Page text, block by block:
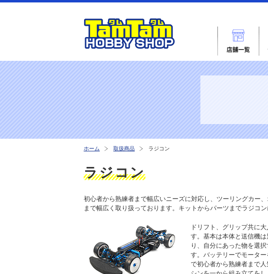
ホーム 取扱商品 ラジコン
ラジコン
初心者から熟練者まで幅広いニーズに対応し、ツーリングカー
まで幅広く取り扱っております。キットからパーツまでラジコ
ドリフト、グリップ共に
す。基本は本体と送信機
り、自分にあった物を選
す。バッテリーでモータ
で初心者から熟練者まで